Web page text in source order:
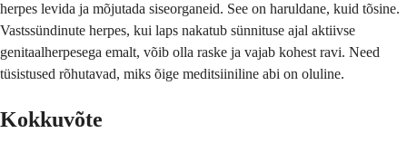
herpes levida ja mõjutada siseorganeid. See on haruldane, kuid tõsine.
Vastssündinute herpes, kui laps nakatub sünnituse ajal aktiivse
genitaalherpesega emalt, võib olla raske ja vajab kohest ravi. Need
tüsistused rõhutavad, miks õige meditsiiniline abi on oluline.
Kokkuvõte